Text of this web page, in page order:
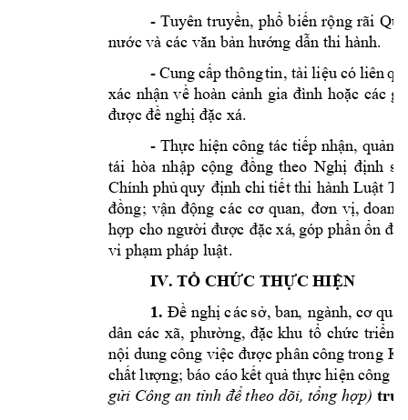
- Tuyên truyền, phổ biến rộng rãi
nước và các văn bản hướng dẫn thi hành.
- Cung cấp thôngtin, tài liệucóliên
xác nhận về hoàn cảnh gia đình hoặc các
được đề nghị đặc xá.
- Thực hiện công tác tiếp nhận, quản
tái hòa nhập cộng đồng theo Nghị định số
Chính phủquy định chi tiếtthi hành Luật
đồng; vận động các cơ quan, đơn vị, doanh
hợp cho người được đặc xá, góp phần ổn
vi phạm pháp luật.
IV. TỔ CHỨC THỰC HIỆN
1. Đề nghị cácsở, ban, ngành, cơ
dân các xã, phường, đặc khu tổ chức triển
nội dung công việc được phân côngtrong
chất lượng; báo cáokết quả thực hiện công
gửi Công an tỉnh để theo dõi, tổng hợp)